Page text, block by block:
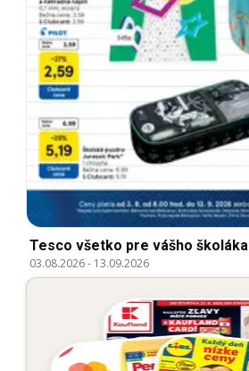
Tesco všetko pre vášho školáka
03.08.2026- 13.09.2026